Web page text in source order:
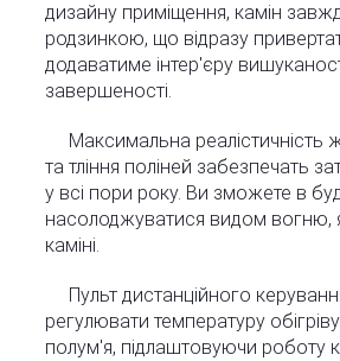
дизайну приміщення, камін
родзинкою, що відразу
додаватиме інтер'єру
завершеності.
Максимальна реалістичність
та тління поліней забезпечать
у всі пори року. Ви зможете в
насолоджуватися видом вогню,
каміні.
Пульт дистанційного
регулювати температуру
полум'я, підлаштовуючи роботу